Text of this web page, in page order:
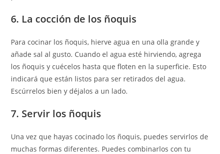
6. La cocción de los ñoquis
Para cocinar los ñoquis, hierve agua en una olla grande y
añade sal al gusto. Cuando el agua esté hirviendo, agrega
los ñoquis y cuécelos hasta que floten en la superficie. Esto
indicará que están listos para ser retirados del agua.
Escúrrelos bien y déjalos a un lado.
7. Servir los ñoquis
Una vez que hayas cocinado los ñoquis, puedes servirlos de
muchas formas diferentes. Puedes combinarlos con tu